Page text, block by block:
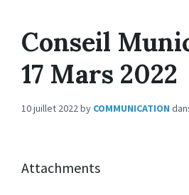
Conseil
17 Mars 2022
10 juillet 2022by COMMUNICATION
Attachments